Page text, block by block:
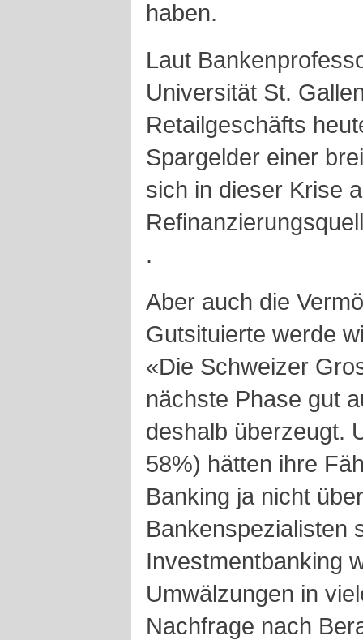
haben.
Laut
Universität St.
Retailgeschäfts
Spargelder einer
sich in dieser Krise
.
Aber auch die
Gutsituierte werde
«Die Schweizer
nächste Phase gut
deshalb überzeugt.
58%) hätten ihre
Banking ja nicht
Bankenspezialisten
Investmentbanking
Umwälzungen in
Nachfrage nach